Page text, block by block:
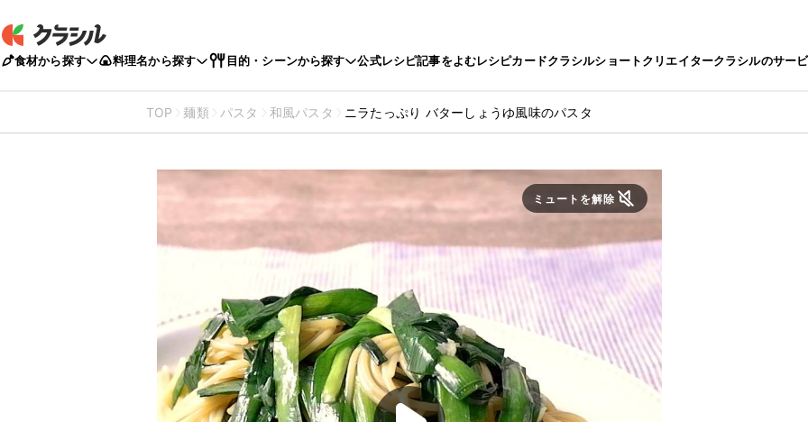
食材から探す 料理名から探す 目的・シーンから探す 公式レシピ記事をよむレシピカードクラシルショートクリエイタークラシルのサー
TOP 麺類 パスタ 和風パスタ ニラたっぷり バターしょうゆ風味のパスタ
ミュートを解除